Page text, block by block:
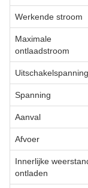
Werkende stroom
Maximale
ontlaadstroom
Uitschakelspanning
Spanning
Aanval
Afvoer
Innerlijke
ontladen